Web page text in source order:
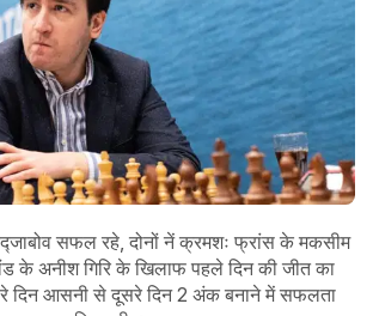
सफल रहे, दोनों नें क्रमशः फ्रांस के मकसीम
के अनीश गिरि के खिलाफ पहले दिन की जीत का
दिन आसनी से दूसरे दिन 2 अंक बनाने में सफलता